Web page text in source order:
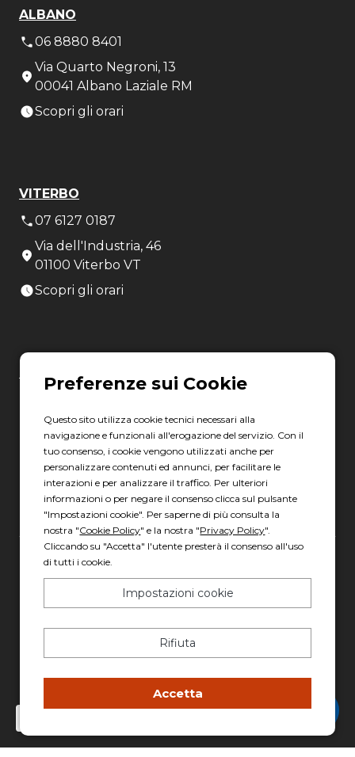
ALBANO
06 8880 8401
Via Quarto Negroni, 13
00041 Albano Laziale RM
Scopri gli orari
VITERBO
07 6127 0187
Via dell'Industria, 46
01100 Viterbo VT
Scopri gli orari
Via Torre la Felce, 41/bis
04010 Latina LT
Scopri gli orari
Gruppo Italia Vendita Auto Spa a socio unico
Piazza della Radio, 35 - 00146 Roma
PEC: italiavenditauto@legalmail.it
Capitale sociale: 2.300.000,00 I.V.
Questo sito utilizza cookie tecnici necessari alla
navigazione e funzionali all'erogazione del servizio. Con il
tuo consenso, i cookie vengono utilizzati anche per
personalizzare contenuti ed annunci, per facilitare le
interazioni e per analizzare il traffico. Per ulteriori
informazioni o per negare il consenso clicca sul pulsante
"Impostazioni cookie". Per saperne di più consulta la
nostra "Cookie Policy" e la nostra "Privacy Policy".
Cliccando su "Accetta" l'utente presterà il consenso all'uso
di tutti i cookie.
Impostazioni cookie
Rifiuta
Accetta
Chatta con Stefano